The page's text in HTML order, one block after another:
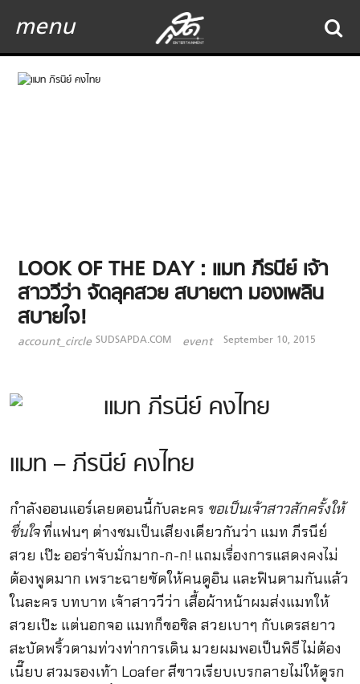
menu
LOOK OF THE DAY : แมท ภีรนีย์ เจ้า
สาววีว่า จัดลุคสวย สบายตา มองเพลิน
สบายใจ!
account_circle SUDSAPDA.COM event September 10, 2015
แมท – ภีรนีย์ คงไทย
กำลังออนแอร์เลยตอนนี้กับละคร ขอเป็นเจ้าสาวสักครั้งให้
ชื่นใจที่แฟนๆ ต่างชมเป็นเสียงเดียวกันว่า แมท ภีรนีย์
สวย เป๊ะ ออร่าจับมั่กมาก-ก-ก! แถมเรื่องการแสดงคงไม่
ต้องพูดมาก เพราะฉายชัดให้คนดูอิน และฟินตามกันแล้ว
ในละคร บทบาท เจ้าสาววีว่า เสื้อผ้าหน้าผมส่งแมทให้
สวยเป๊ะ แต่นอกจอ แมทก็ขอชิล สวยเบาๆ กับเดรสยาว
สะบัดพริ้วตามท่วงท่าการเดิน มวยผมพอเป็นพิธี ไม่ต้อง
เนี๊ยบ สวมรองเท้า Loafer สีขาวเรียบเบรกลายไม่ให้ดูรก